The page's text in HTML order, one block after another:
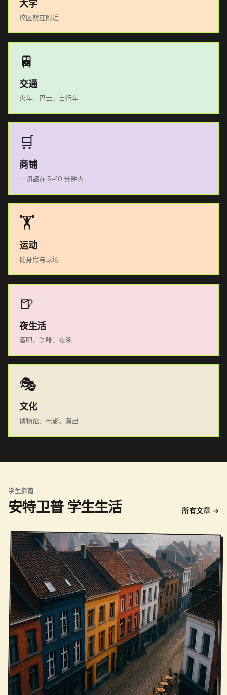
大学
校区就在附近
🚆
交通
火车、巴士、自行车
🛒
商铺
一切都在 5–10 分钟内
🏋️
运动
健身房与球场
🍺
夜生活
酒吧、咖啡、夜晚
🎭
文化
博物馆、电影、演出
学生指南
安特卫普 学生生活 所有文章 →